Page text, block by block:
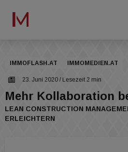
IMMOFLASH.AT IMMOMEDIEN.AT
23. Juni 2020 / Lesezeit 2 min
Mehr Kollaboration
LEAN CONSTRUCTION
ERLEICHTERN